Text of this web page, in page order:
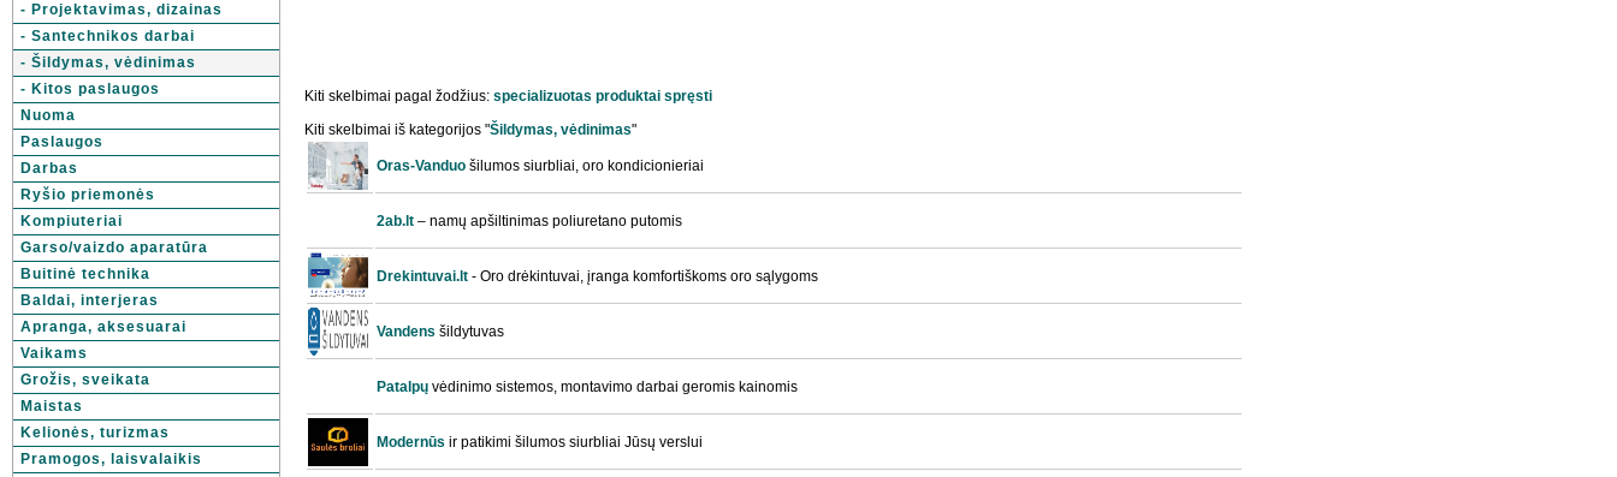
- Projektavimas, dizainas
- Santechnikos darbai
- Šildymas, vėdinimas
- Kitos paslaugos
Nuoma
Paslaugos
Darbas
Ryšio priemonės
Kompiuteriai
Garso/vaizdo aparatūra
Buitinė technika
Baldai, interjeras
Apranga, aksesuarai
Vaikams
Grožis, sveikata
Maistas
Kelionės, turizmas
Pramogos, laisvalaikis
Kiti skelbimai pagal žodžius: specializuotas produktai spręsti
Kiti skelbimai iš kategorijos "Šildymas, vėdinimas"
Oras-Vanduo šilumos siurbliai, oro kondicionieriai
2ab.lt – namų apšiltinimas poliuretano putomis
Drekintuvai.lt - Oro drėkintuvai, įranga komfortiškoms oro sąlygoms
Vandens šildytuvas
Patalpų vėdinimo sistemos, montavimo darbai geromis kainomis
Modernūs ir patikimi šilumos siurbliai Jūsų verslui